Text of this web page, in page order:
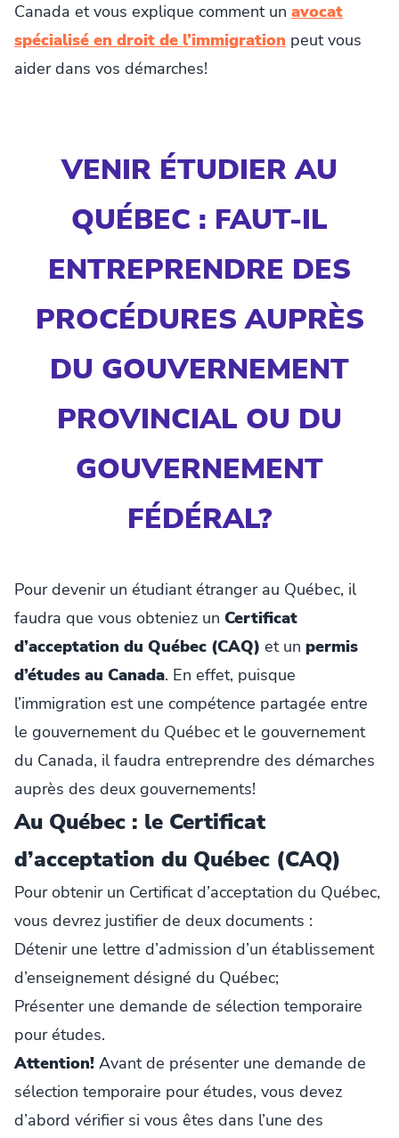
Canada et vous explique comment un avocat
spécialisé en droit de l’immigration peut vous
aider dans vos démarches!
VENIR ÉTUDIER AU
QUÉBEC : FAUT-IL
ENTREPRENDRE DES
PROCÉDURES AUPRÈS
DU GOUVERNEMENT
PROVINCIAL OU DU
GOUVERNEMENT
FÉDÉRAL?
Pour devenir un étudiant étranger au Québec, il
faudra que vous obteniez un Certificat
d’acceptation du Québec (CAQ) et un permis
d’études au Canada. En effet, puisque
l’immigration est une compétence partagée entre
le gouvernement du Québec et le gouvernement
du Canada, il faudra entreprendre des démarches
auprès des deux gouvernements!
Au Québec : le Certificat
d’acceptation du Québec (CAQ)
Pour obtenir un Certificat d’acceptation du Québec,
vous devrez justifier de deux documents :
Détenir une lettre d’admission d’un établissement
d’enseignement désigné du Québec;
Présenter une demande de sélection temporaire
pour études.
Attention! Avant de présenter une demande de
sélection temporaire pour études, vous devez
d’abord vérifier si vous êtes dans l’une des